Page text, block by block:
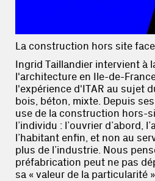
La construction hors site
Ingrid Taillandier intervient à
l'architecture en Ile-de-
l'expérience d'ITAR au sujet
bois, béton, mixte. Depuis
use de la construction hors-
l’individu : l’ouvrier d’abord,
l’habitant enfin, et non au
plus de l’industrie. Nous
préfabrication peut ne pas
sa « valeur de la particularité